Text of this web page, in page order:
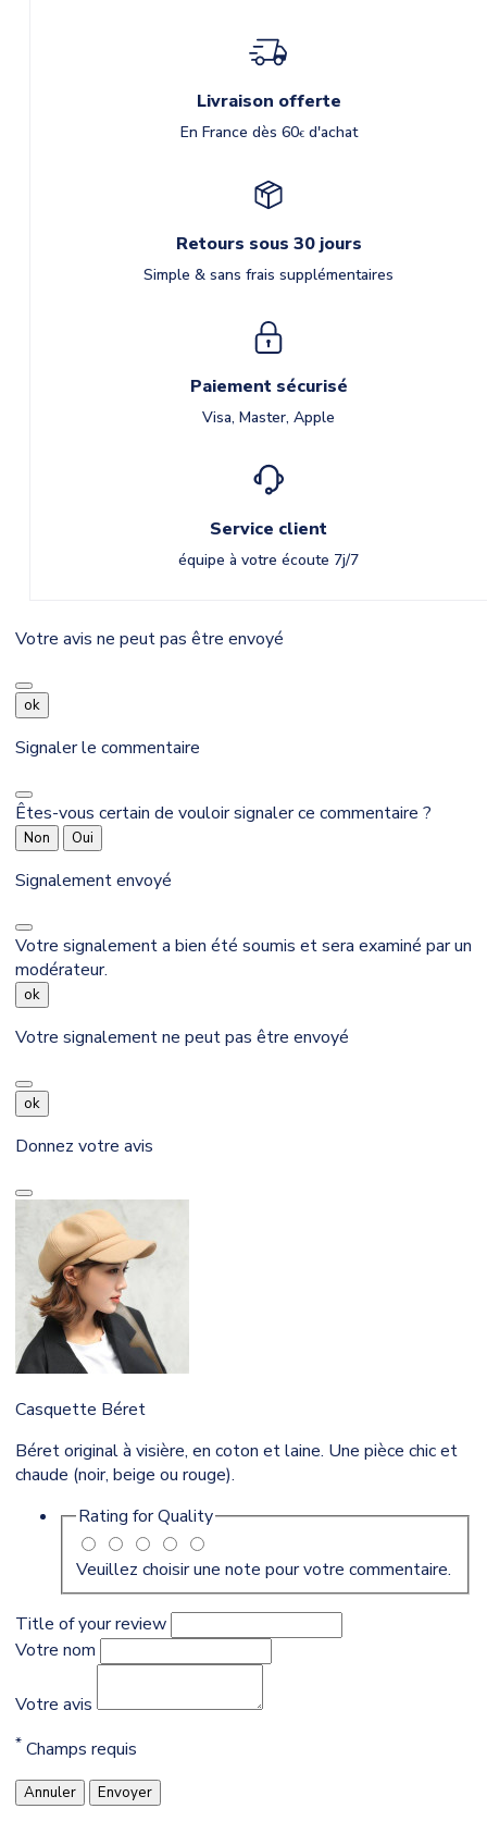
Livraison offerte
En France dès 60€d'achat
Retours sous 30 jours
Simple & sans frais supplémentaires
Paiement sécurisé
Visa, Master, Apple
Service client
équipe à votre écoute 7j/7
Votre avis ne peut pas être envoyé
ok
Signaler le commentaire
Êtes-vous certain de vouloir signaler ce commentaire ?
Non Oui
Signalement envoyé
Votre signalement a bien été soumis et sera examiné par un
modérateur.
ok
Votre signalement ne peut pas être envoyé
ok
Donnez votre avis
Casquette Béret
Béret original à visière, en coton et laine. Une pièce chic et
chaude (noir, beige ou rouge).
Rating forQuality
Veuillez choisir une note pour votre commentaire.
Title of your review
Votre nom
Votre avis
* Champs requis
Annuler Envoyer